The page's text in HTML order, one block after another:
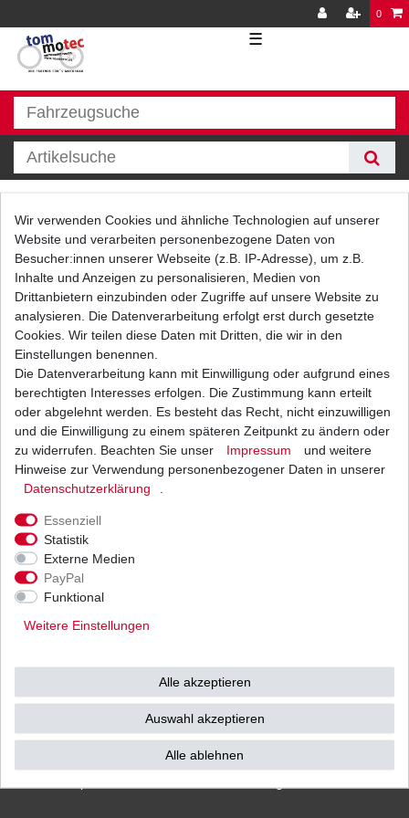
0
☰
hinten
Filter
Versand
Ab einem Warenwert von
vereinbaren!
)
Wir verwenden Cookies und ähnliche Technologien auf unserer
Website und verarbeiten personenbezogene Daten von
Besucher:innen unserer Webseite (z.B. IP-Adresse), um z.B.
Inhalte und Anzeigen zu personalisieren, Medien von
Drittanbietern einzubinden oder Zugriffe auf unsere Website zu
analysieren. Die Datenverarbeitung erfolgt erst durch gesetzte
Cookies. Wir teilen diese Daten mit Dritten, die wir in den
Einstellungen benennen.
Die Datenverarbeitung kann mit Einwilligung oder aufgrund eines
berechtigten Interesses erfolgen. Die Zustimmung kann erteilt
oder abgelehnt werden. Es besteht das Recht, nicht einzuwilligen
und die Einwilligung zu einem späteren Zeitpunkt zu ändern oder
zu widerrufen. Beachten Sie unser
Impressum
und weitere
Hinweise zur Verwendung personenbezogener Daten in unserer
Daten­schutz­erklärung
Essenziell
Statistik
Externe Medien
PayPal
Funktional
Weitere Einstellungen
Alle akzeptieren
Auswahl akzeptieren
Alle ablehnen